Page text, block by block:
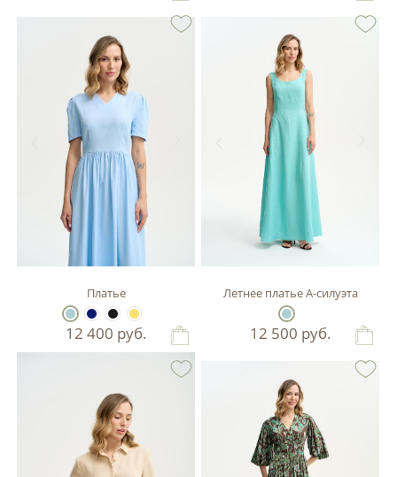
Платье
12 400 руб.
Летнее платье А-силуэта
12 500 руб.